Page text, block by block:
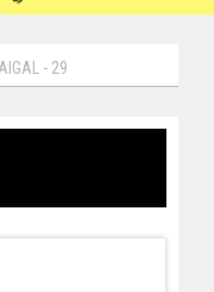
- 29